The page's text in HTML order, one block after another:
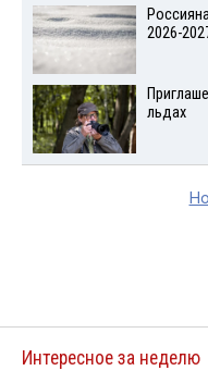
2026-
льдах
Интересное за неделю